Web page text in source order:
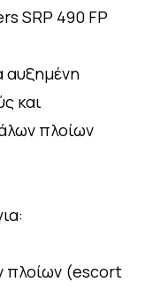
SRP 490 FP
αυξημένη
και
πλοίων
πλοίων (escort